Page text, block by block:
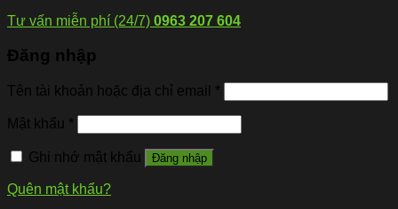
Tư vấn miễn phí (24/7) 0963 207 604
Đăng nhập
Tên tài khoản hoặc địa chỉ email *
Mật khẩu *
Ghi nhớ mật khẩu Đăng nhập
Quên mật khẩu?